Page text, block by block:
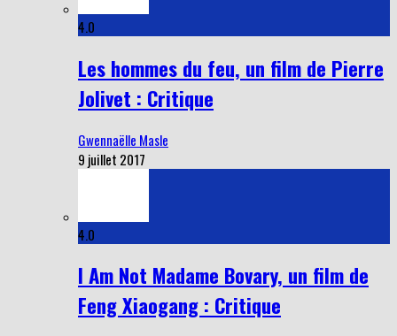
4.0
Les hommes du feu, un film de Pierre
Jolivet : Critique
Gwennaëlle Masle
9 juillet 2017
4.0
I Am Not Madame Bovary, un film de
Feng Xiaogang : Critique